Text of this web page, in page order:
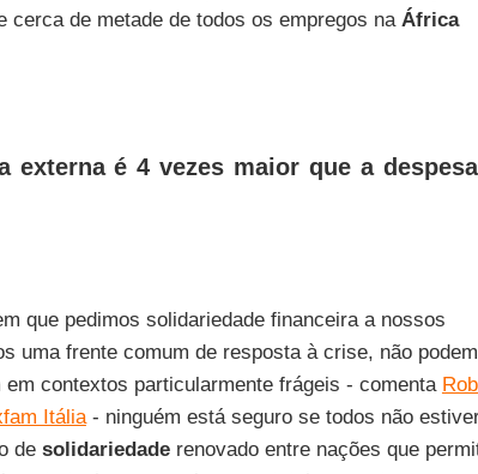
cerca de metade de todos os empregos na África
externa é 4 vezes maior que a
que pedimos solidariedade financeira a nossos
uma frente comum de resposta à crise, não
contextos particularmente frágeis - comenta
Itália- ninguém está seguro se todos não
de solidariedaderenovado entre nações que